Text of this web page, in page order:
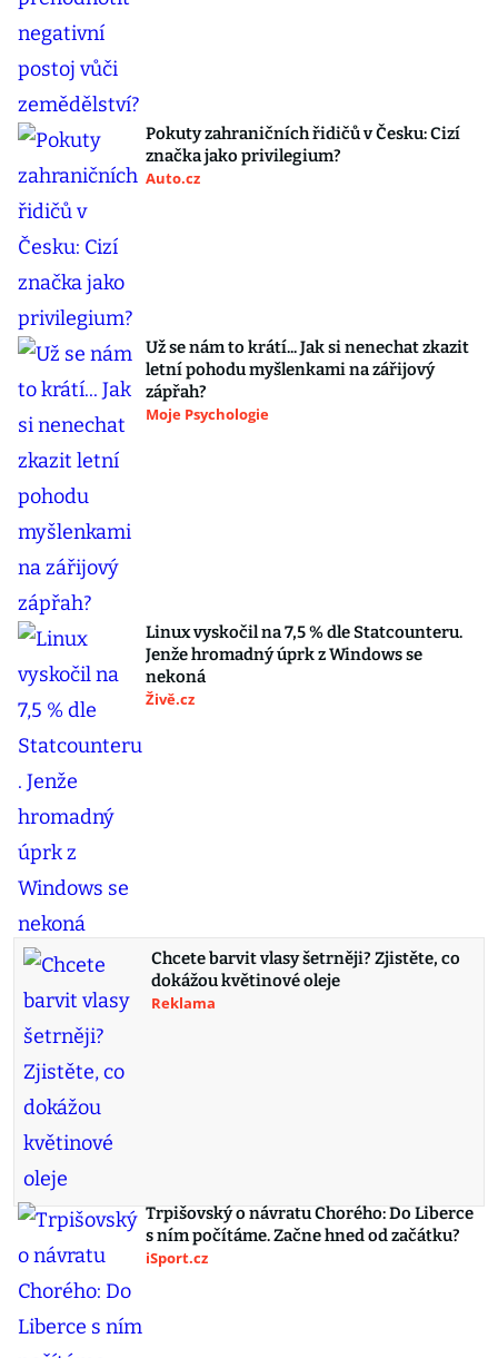
Pokuty zahraničních řidičů v Česku: Cizí
značka jako privilegium?
Auto.cz
Už se nám to krátí... Jak si nenechat zkazit
letní pohodu myšlenkami na zářijový
zápřah?
Moje Psychologie
Linux vyskočil na 7,5 % dle Statcounteru.
Jenže hromadný úprk z Windows se
nekoná
Živě.cz
Chcete barvit vlasy šetrněji? Zjistěte, co
dokážou květinové oleje
Reklama
Trpišovský o návratu Chorého: Do Liberce
s ním počítáme. Začne hned od začátku?
iSport.cz